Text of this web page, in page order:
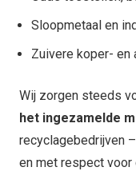
Sloopmetaal en
Zuivere koper- en
Wij zorgen steeds
het ingezamelde
recyclagebedrijven
en met respect voor